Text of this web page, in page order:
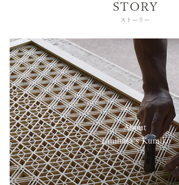
STORY
ストーリー
About
Tanihata’s Kumiko